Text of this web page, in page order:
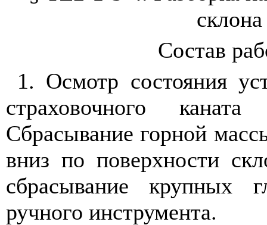
склона
Состав
1. Осмотр состояния
страховочного
Сбрасывание горной
вниз по поверхности
сбрасывание крупных
ручного инструмента.